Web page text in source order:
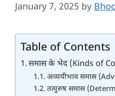
January 7, 2025 by
Table of Contents
समास के भेद (Kinds of
अव्ययीभाव समास
तत्पुरुष समास